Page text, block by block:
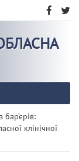
клінічної